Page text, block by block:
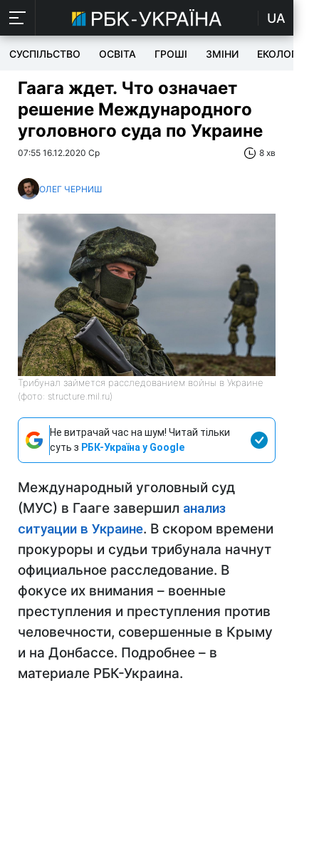
UA
СУСПІЛЬСТВО ОСВІТА ГРОШІ ЗМІНИ ЕКОЛОГІЯ
Гаага ждет. Что означает
решение Международного
уголовного суда по Украине
07:55 16.12.2020 Ср 8 хв
ОЛЕГ ЧЕРНИШ
Трибунал займется расследованием войны в Украине
(фото: structure.mil.ru)
Не витрачай час на шум! Читай тільки
суть з РБК-Україна у Google
Международный уголовный суд
(МУС) в Гааге завершил анализ
ситуации в Украине. В скором времени
прокуроры и судьи трибунала начнут
официальное расследование. В
фокусе их внимания – военные
преступления и преступления против
человечности, совершенные в Крыму
и на Донбассе. Подробнее – в
материале РБК-Украина.